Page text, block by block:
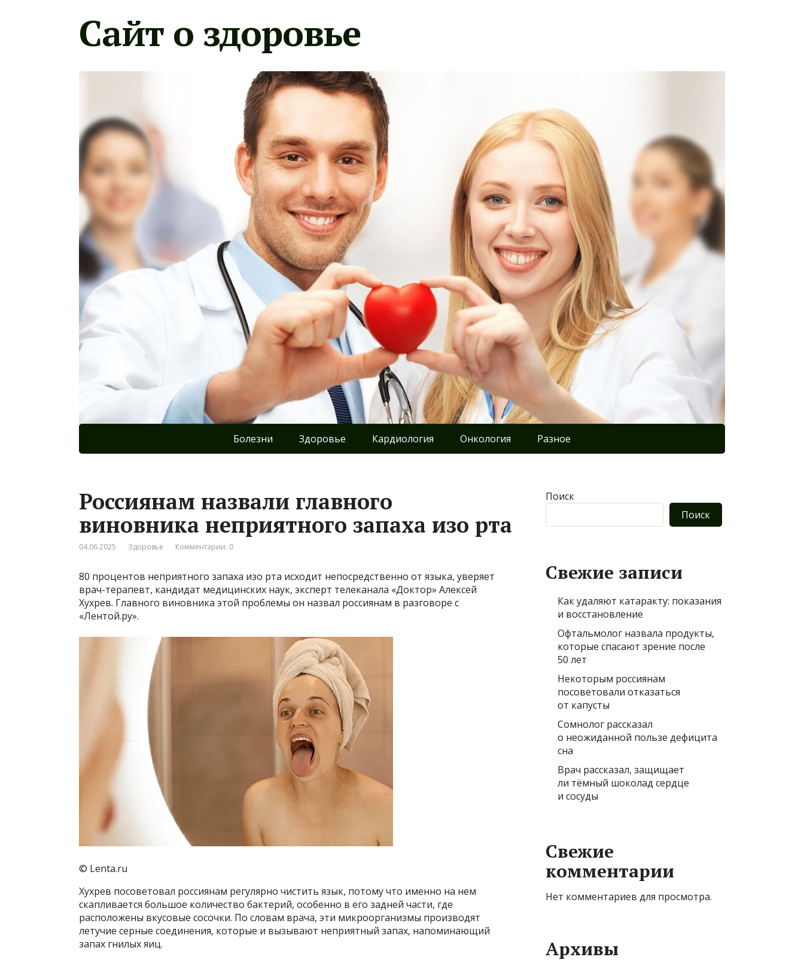
Сайт о здоровье
Болезни Здоровье Кардиология Онкология Разное
Россиянам назвали главного
виновника неприятного запаха изо рта
04.06.2025 Здоровье Комментарии: 0
80 процентов неприятного запаха изо рта исходит непосредственно от языка, уверяет
врач-терапевт, кандидат медицинских наук, эксперт телеканала «Доктор» Алексей
Хухрев. Главного виновника этой проблемы он назвал россиянам в разговоре с
«Лентой.ру».
© Lenta.ru
Хухрев посоветовал россиянам регулярно чистить язык, потому что именно на нем
скапливается большое количество бактерий, особенно в его задней части, где
расположены вкусовые сосочки. По словам врача, эти микроорганизмы производят
летучие серные соединения, которые и вызывают неприятный запах, напоминающий
запах гнилых яиц.
Поиск
Поиск
Свежие записи
Как удаляют катаракту: показания
и восстановление
Офтальмолог назвала продукты,
которые спасают зрение после
50 лет
Некоторым россиянам
посоветовали отказаться
от капусты
Сомнолог рассказал
о неожиданной пользе дефицита
сна
Врач рассказал, защищает
ли тёмный шоколад сердце
и сосуды
Свежие
комментарии
Нет комментариев для просмотра.
Архивы